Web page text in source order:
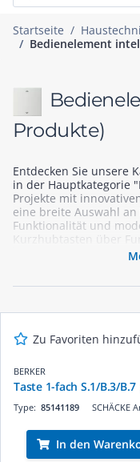
Startseite
Bedienelement
Produkte)
Entdecken Sie unsere
in der Hauptkategorie
Projekte mit
eine breite Auswahl
Funktionalität und
Kurzhubtasten über
unsere Produkte
effiziente und
Zu Favoriten
BERKER
Taste 1-fach S.1/B.3/
SCHÄCKE
Type: 85141189
In den